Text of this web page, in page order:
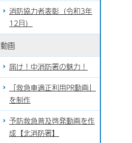
消防協力者表彰（令和3年
12月）
動画
届け！中消防署の魅力！
「救急車適正利用PR動画」
を制作
予防救急普及啓発動画を作
成【北消防署】